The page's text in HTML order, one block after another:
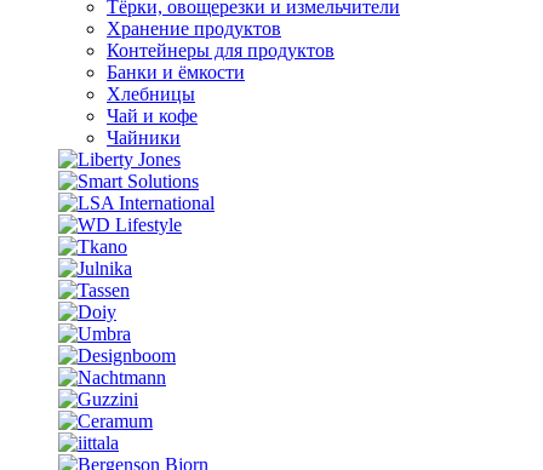
Тёрки, овощерезки и измельчители
Хранение продуктов
Контейнеры для продуктов
Банки и ёмкости
Хлебницы
Чай и кофе
Чайники